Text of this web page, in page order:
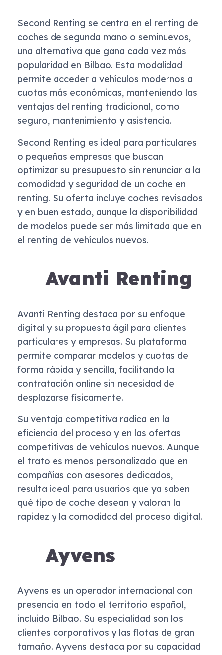
Second Renting se centra en el renting de
coches de segunda mano o seminuevos,
una alternativa que gana cada vez más
popularidad en Bilbao. Esta modalidad
permite acceder a vehículos modernos a
cuotas más económicas, manteniendo las
ventajas del renting tradicional, como
seguro, mantenimiento y asistencia.
Second Renting es ideal para particulares
o pequeñas empresas que buscan
optimizar su presupuesto sin renunciar a la
comodidad y seguridad de un coche en
renting. Su oferta incluye coches revisados
y en buen estado, aunque la disponibilidad
de modelos puede ser más limitada que en
el renting de vehículos nuevos.
Avanti Renting
Avanti Renting destaca por su enfoque
digital y su propuesta ágil para clientes
particulares y empresas. Su plataforma
permite comparar modelos y cuotas de
forma rápida y sencilla, facilitando la
contratación online sin necesidad de
desplazarse físicamente.
Su ventaja competitiva radica en la
eficiencia del proceso y en las ofertas
competitivas de vehículos nuevos. Aunque
el trato es menos personalizado que en
compañías con asesores dedicados,
resulta ideal para usuarios que ya saben
qué tipo de coche desean y valoran la
rapidez y la comodidad del proceso digital.
Ayvens
Ayvens es un operador internacional con
presencia en todo el territorio español,
incluido Bilbao. Su especialidad son los
clientes corporativos y las flotas de gran
tamaño. Ayvens destaca por su capacidad